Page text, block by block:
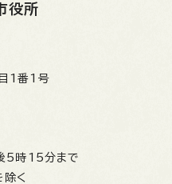
役所
1番1号
5時15分まで
除く